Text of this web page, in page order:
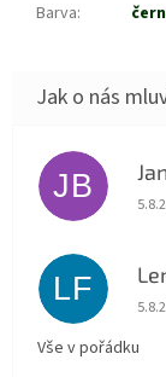
Barva:
JB
LF
Vše v pořádku